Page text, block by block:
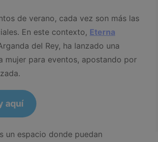
de verano, cada vez son más las
En este contexto, Eterna
del Rey, ha lanzado una
mujer para eventos, apostando por
aquí
un espacio donde puedan